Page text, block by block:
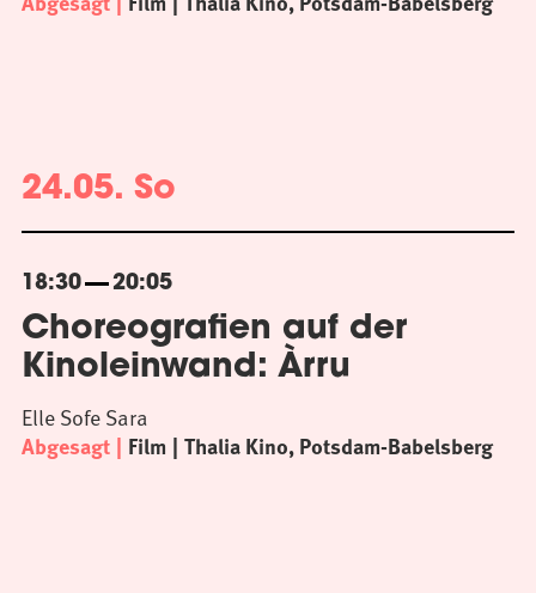
24.05. So
18:30 20:05
Choreografien auf der
Kinoleinwand: Àrru
Abgesagt Film Thalia Kino, Potsdam-Babelsberg
Elle Sofe Sara